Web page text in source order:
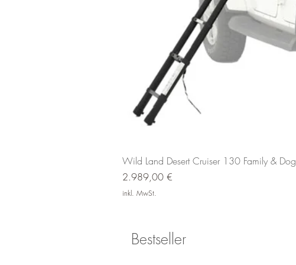
Wild Land Desert Cruiser 130 Family & Dog
Preis
2.989,00 €
inkl. MwSt.
Bestseller